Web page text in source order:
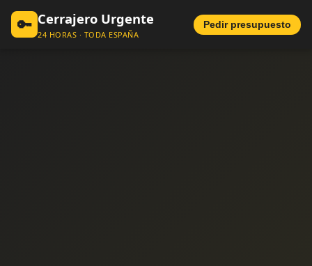
🔑 Cerrajero Urgente
24 HORAS · TODA ESPAÑA
Pedir presupuesto